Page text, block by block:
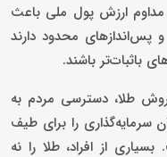
ارزش پول ملی باعث
محدود دارند
باثبات‌تر باشند.
طلا، دسترسی مردم به
سرمایه‌گذاری را برای طیف
از افراد، طلا را نه